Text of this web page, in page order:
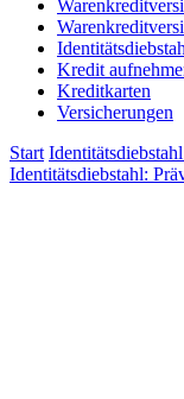
Kredit
Kreditkarten
Versicherungen
Start Identitätsdiebstahl
Identitätsdiebstahl: